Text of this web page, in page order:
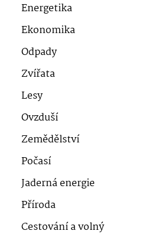
Energetika
Ekonomika
Odpady
Zvířata
Lesy
Ovzduší
Zemědělství
Počasí
Jaderná energie
Příroda
Cestování a volný